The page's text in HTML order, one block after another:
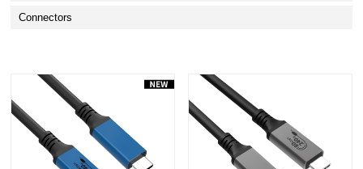
Connectors